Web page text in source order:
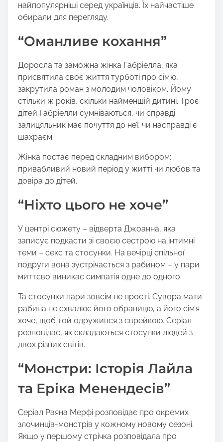
найпопулярніші серед українців. Їх найчастіше
обирали для перегляду.
“Оманливе кохання”
Доросла та заможна жінка Габріелла, яка
присвятила своє життя турботі про сім’ю,
закрутила роман з молодим чоловіком. Йому
стільки ж років, скільки найменшій дитині. Троє
дітей Габріелли сумніваються, чи справді
залицяльник має почуття до неї, чи насправді є
шахраєм.
Жінка постає перед складним вибором:
привабливий новий період у житті чи любов та
довіра до дітей.
“Ніхто цього не хоче”
У центрі сюжету – відверта Джоанна, яка
записує подкасти зі своєю сестрою на інтимні
теми – секс та стосунки. На вечірці спільної
подруги вона зустрічається з рабином – у пари
миттєво виникає симпатія одне до одного.
Та стосунки пари зовсім не прості. Сувора мати
рабина не схвалює його обраницю, а його сім’я
хоче, щоб той одружився з єврейкою. Серіал
розповідає, як складаються стосунки людей з
двох різних світів.
“Монстри: Історія Лайла
та Еріка Менендесів”
Серіал Раяна Мерфі розповідає про окремих
злочинців-монстрів у кожному новому сезоні.
Якщо у першому стрічка розповідала про